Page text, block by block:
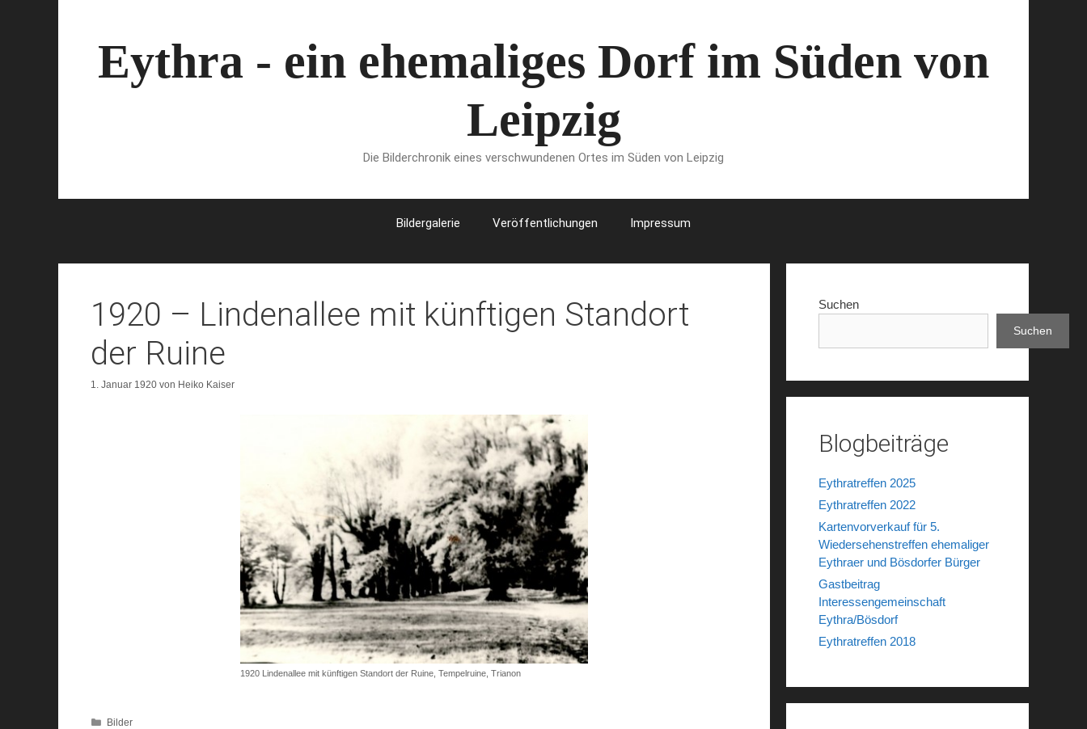
Eythra - ein ehemaliges Dorf im Süden von
Leipzig
Die Bilderchronik eines verschwundenen Ortes im Süden von Leipzig
Bildergalerie Veröffentlichungen Impressum
1920 – Lindenallee mit künftigen Standort
der Ruine
1. Januar 1920 von Heiko Kaiser
1920 Lindenallee mit künftigen Standort der Ruine, Tempelruine, Trianon
Kategorien
Bilder
Suchen
Suchen
Blogbeiträge
Eythratreffen 2025
Eythratreffen 2022
Kartenvorverkauf für 5.
Wiedersehenstreffen ehemaliger
Eythraer und Bösdorfer Bürger
Gastbeitrag
Interessengemeinschaft
Eythra/Bösdorf
Eythratreffen 2018